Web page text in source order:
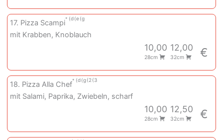
17. Pizza Scampi
d e g
mit Krabben, Knoblauch
10,00
28cm
12,00
32cm €
18. Pizza Alla Chef
d g 2 3
mit Salami, Paprika, Zwiebeln, scharf
10,00
28cm
12,50
32cm €